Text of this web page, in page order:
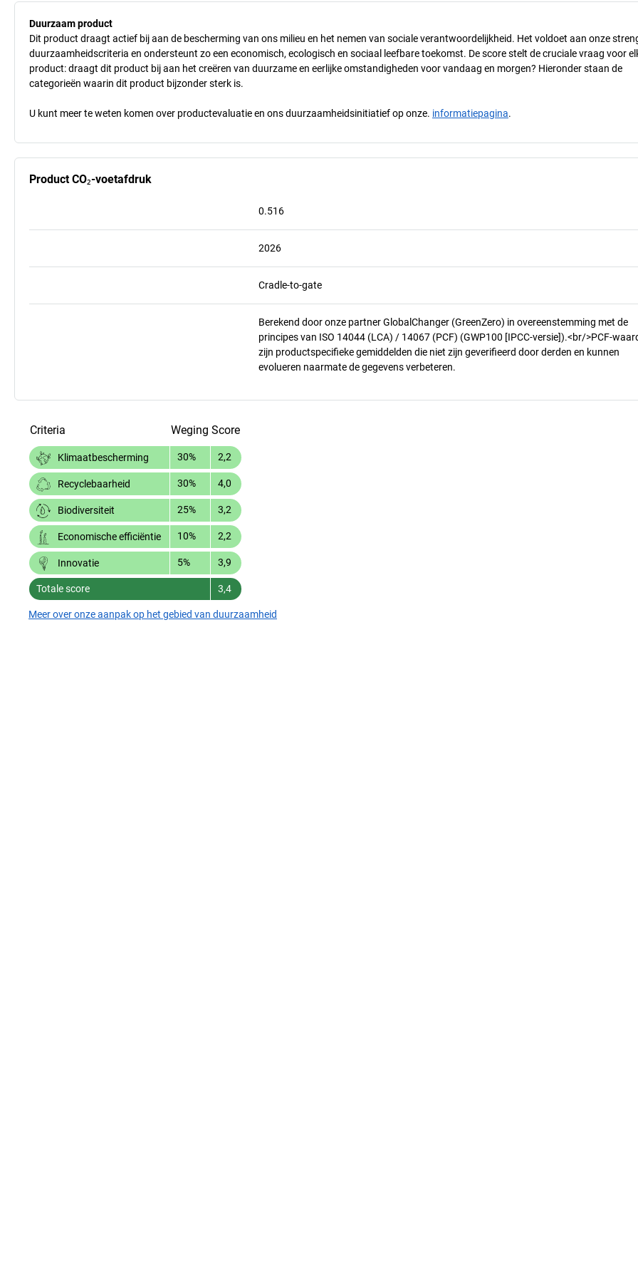
Duurzaam product
Dit product draagt actief bij aan de bescherming van ons milieu en het nemen van sociale verantwoordelijkheid. Het voldoet aan onze
duurzaamheidscriteria en ondersteunt zo een economisch, ecologisch en sociaal leefbare toekomst. De score stelt de cruciale vraag voor
product: draagt dit product bij aan het creëren van duurzame en eerlijke omstandigheden voor vandaag en morgen? Hieronder staan de
categorieën waarin dit product bijzonder sterk is.
U kunt meer te weten komen over productevaluatie en ons duurzaamheidsinitiatief op onze. informatiepagina.
Product CO₂-voetafdruk
0.516
2026
Cradle-to-gate
Berekend door onze partner GlobalChanger (GreenZero) in overeenstemming met de
principes van ISO 14044 (LCA) / 14067 (PCF) (GWP100 [IPCC-versie]).<br/>PCF-
zijn productspecifieke gemiddelden die niet zijn geverifieerd door derden en kunnen
evolueren naarmate de gegevens verbeteren.
Criteria Weging Score
Klimaatbescherming 30% 2,2
Recyclebaarheid 30% 4,0
Biodiversiteit 25% 3,2
Economische efficiëntie 10% 2,2
Innovatie 5% 3,9
Totale score 3,4
Meer over onze aanpak op het gebied van duurzaamheid